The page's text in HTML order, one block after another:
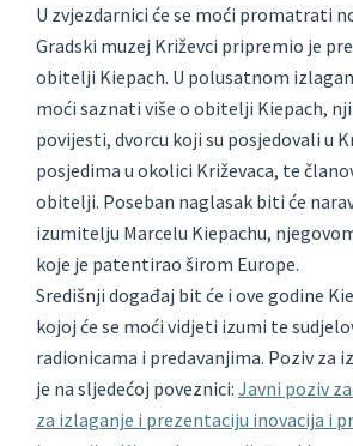
U zvjezdarnici će se moći promatrati
Gradski muzej Križevci pripremio je
obitelji Kiepach. U polusatnom
moći saznati više o obitelji Kiepach,
povijesti, dvorcu koji su posjedovali u
posjedima u okolici Križevaca, te
obitelji. Poseban naglasak biti će
izumitelju Marcelu Kiepachu,
koje je patentirao širom Europe.
Središnji događaj bit će i ove godine
kojoj će se moći vidjeti izumi te
radionicama i predavanjima. Poziv za
je na sljedećoj poveznici: Javni poziv
za izlaganje i prezentaciju inovacija i